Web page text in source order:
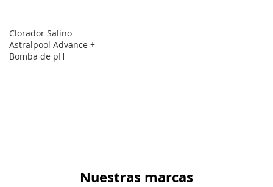
Clorador Salino
Astralpool Advance +
Bomba de pH
Nuestras marcas